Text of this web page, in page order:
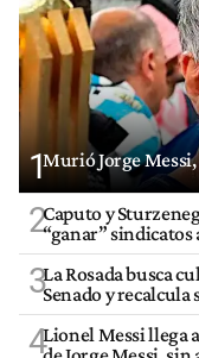
1Murió Jorge
2Caputo y
“ganar” sindicatos
3La Rosada busca
Senado y recalcula
4Lionel Messi llega